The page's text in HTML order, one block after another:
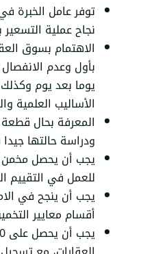
توفر عامل الخبرة
نجاح عملية
الاهتمام بسوق
بأول وعدم
يوما بعد يوم
الأساليب العلمية
المعرفة بحال
ودراسة حالتها
يجب أن يحصل مخمن
للعمل في التقييم
يجب أن ينجح في
أقسام معايير